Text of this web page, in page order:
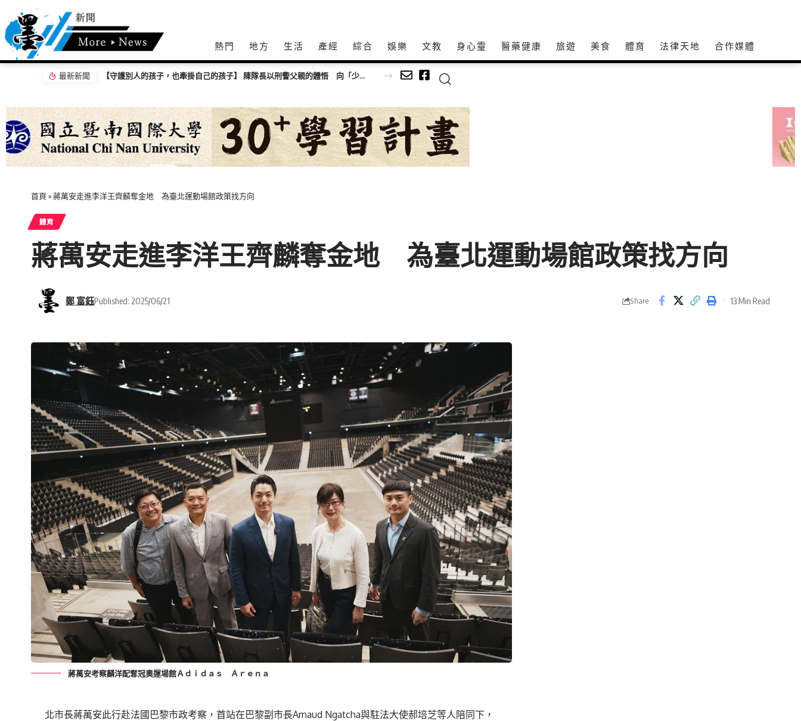
熱門 地方 生活 產經 綜合 娛樂 文教 身心𩆜 醫藥健康 旅遊 美食 體育 法律天地 合作媒體
最新新聞 王彩樺擔任味全龍開球嘉賓 尬舞小龍女「逆天女團鉛筆腿」搶鏡
首頁 »蔣萬安走進李洋王齊麟奪金地 為臺北運動場館政策找方向
體育
蔣萬安走進李洋王齊麟奪金地 為臺北運動場館政策找方向
鄭 富鈺Published: 2025/06/21 Share 13 Min Read
蔣萬安考察麟洋配奪冠奧運場館Ａｄｉｄａｓ Ａｒｅｎａ
北市長蔣萬安此行赴法國巴黎市政考察，首站在巴黎副市長Arnaud Ngatcha與駐法大使郝培芝等人陪同下，